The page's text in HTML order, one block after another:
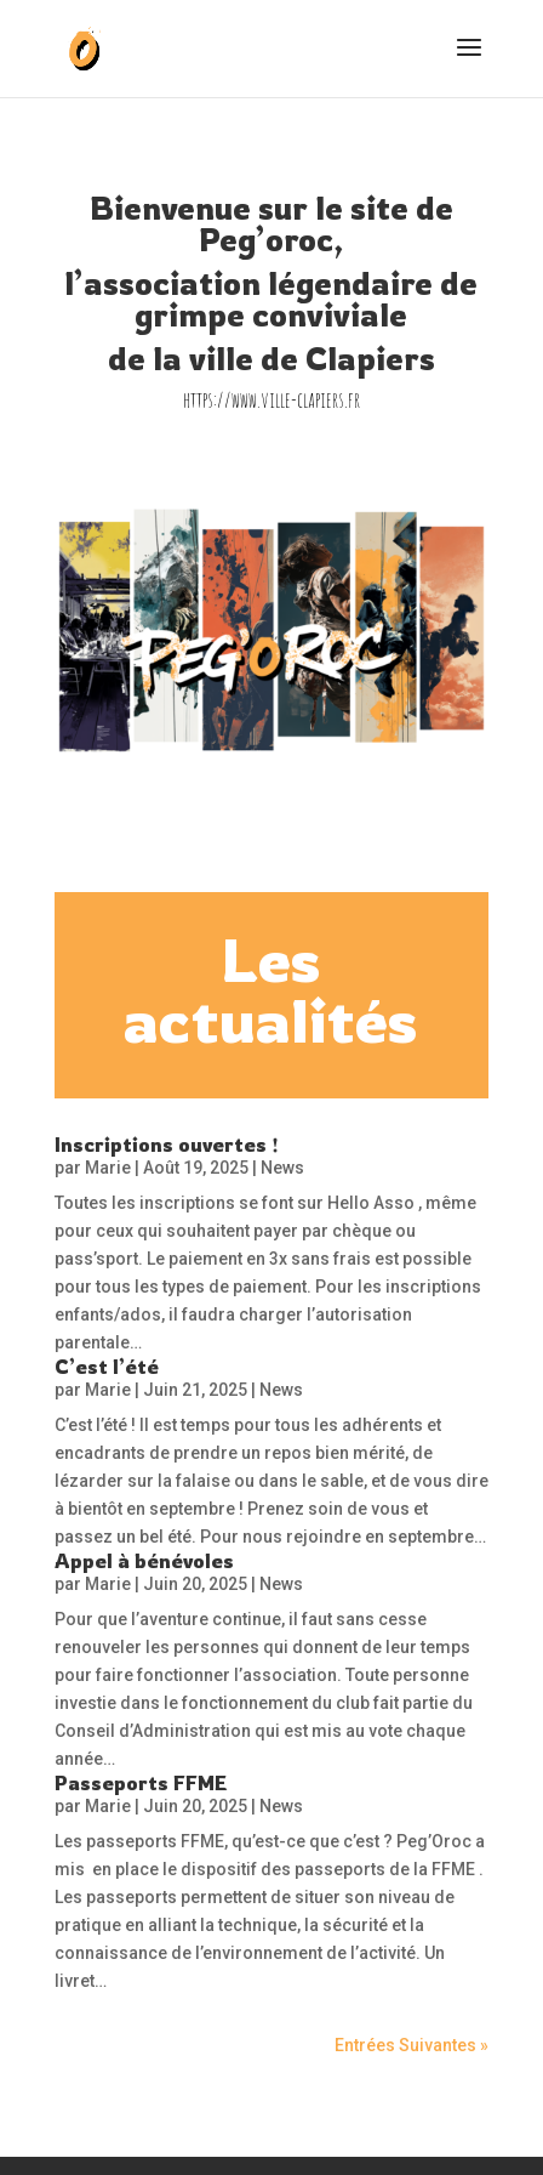
Bienvenue sur le site de
Peg’oroc,
l’association légendaire de
grimpe conviviale
de la ville de Clapiers
https://www.ville-clapiers.fr
Les
actualités
Inscriptions ouvertes !
par Marie| Août 19, 2025|
News
Toutes les inscriptions se font sur Hello Asso , même
pour ceux qui souhaitent payer par chèque ou
pass’sport. Le paiement en 3x sans frais est possible
pour tous les types de paiement. Pour les inscriptions
enfants/ados, il faudra charger l’autorisation
parentale…
C’est l’été
par Marie| Juin 21, 2025|
News
C’est l’été ! Il est temps pour tous les adhérents et
encadrants de prendre un repos bien mérité, de
lézarder sur la falaise ou dans le sable, et de vous dire
à bientôt en septembre ! Prenez soin de vous et
passez un bel été. Pour nous rejoindre en septembre…
Appel à bénévoles
par Marie| Juin 20, 2025|
News
Pour que l’aventure continue, il faut sans cesse
renouveler les personnes qui donnent de leur temps
pour faire fonctionner l’association. Toute personne
investie dans le fonctionnement du club fait partie du
Conseil d’Administration qui est mis au vote chaque
année…
Passeports FFME
par Marie| Juin 20, 2025|
News
Les passeports FFME, qu’est-ce que c’est ? Peg’Oroc a
mis en place le dispositif des passeports de la FFME .
Les passeports permettent de situer son niveau de
pratique en alliant la technique, la sécurité et la
connaissance de l’environnement de l’activité. Un
livret…
Entrées Suivantes »